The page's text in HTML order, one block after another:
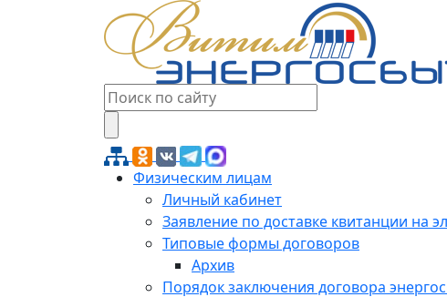
Физическим лицам
Личный кабинет
Заявление по доставке квитанции на
Типовые формы договоров
Архив
Порядок заключения договора